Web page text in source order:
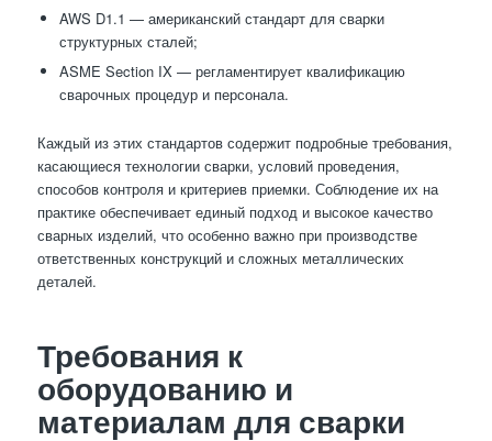
AWS D1.1 — американский стандарт для сварки
структурных сталей;
ASME Section IX — регламентирует квалификацию
сварочных процедур и персонала.
Каждый из этих стандартов содержит подробные требования,
касающиеся технологии сварки, условий проведения,
способов контроля и критериев приемки. Соблюдение их на
практике обеспечивает единый подход и высокое качество
сварных изделий, что особенно важно при производстве
ответственных конструкций и сложных металлических
деталей.
Требования к
оборудованию и
материалам для сварки